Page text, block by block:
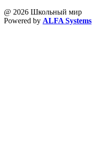
@ 2026 Школьный мир
Powered by ALFA Systems